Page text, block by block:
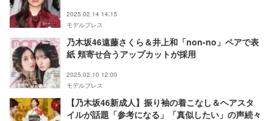
2025.02.14 14:15
モデルプレス
乃木坂46遠藤さくら＆井上和「non-no」ペアで表
紙 頬寄せ合うアップカットが採用
2025.02.10 12:00
モデルプレス
【乃木坂46新成人】振り袖の着こなし＆ヘアスタ
イルが話題「参考になる」「真似したい」の声続々